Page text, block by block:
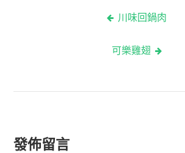
導
川味回鍋肉
可樂雞翅
發佈留言